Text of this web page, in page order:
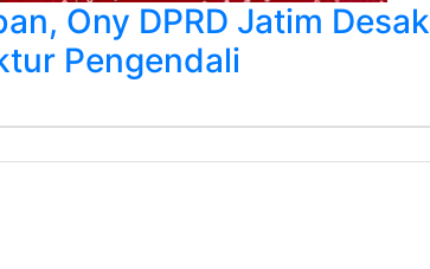
Ony DPRD Jatim Desak
Pengendali